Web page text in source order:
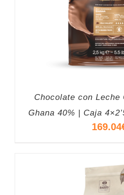
Chocolate con
Ghana 40% | Caja
169.04